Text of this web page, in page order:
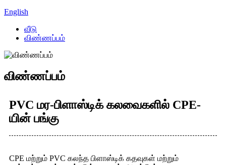
English
வீடு
விண்ணப்பம்
விண்ணப்பம்
PVC மர-பிளாஸ்டிக் கலவைகளில் CPE-
யின் பங்கு
CPE மற்றும் PVC கலந்த பிளாஸ்டிக் கதவுகள் மற்றும்